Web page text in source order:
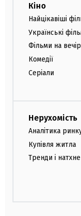
Кіно
Найцікавіші
Українські
Фільми на вечір
Комедії
Серіали
Нерухомість
Аналітика
Купівля житла
Тренди і